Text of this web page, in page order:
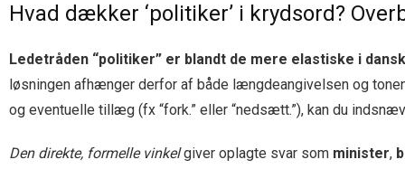
Hvad dækker ‘politiker’ i krydsord?
Ledetråden “politiker” er blandt de mere elastiske i
løsningen afhænger derfor af både længdeangivelsen og
og eventuelle tillæg (fx “fork.” eller “nedsætt.”), kan du
Den direkte, formelle vinkelgiver oplagte svar som minister,